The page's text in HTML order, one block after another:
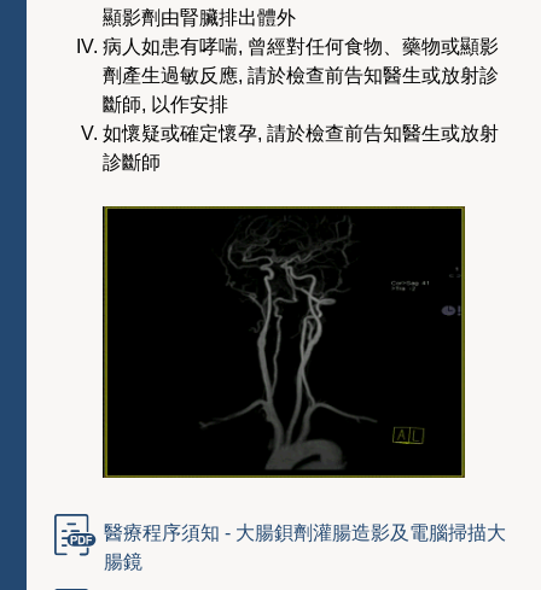
顯影劑由腎臟排出體外
病人如患有哮喘, 曾經對任何食物、藥物或顯影
劑產生過敏反應, 請於檢查前告知醫生或放射診
斷師, 以作安排
如懷疑或確定懷孕, 請於檢查前告知醫生或放射
診斷師
醫療程序須知 - 大腸鋇劑灌腸造影及電腦掃描大
腸鏡